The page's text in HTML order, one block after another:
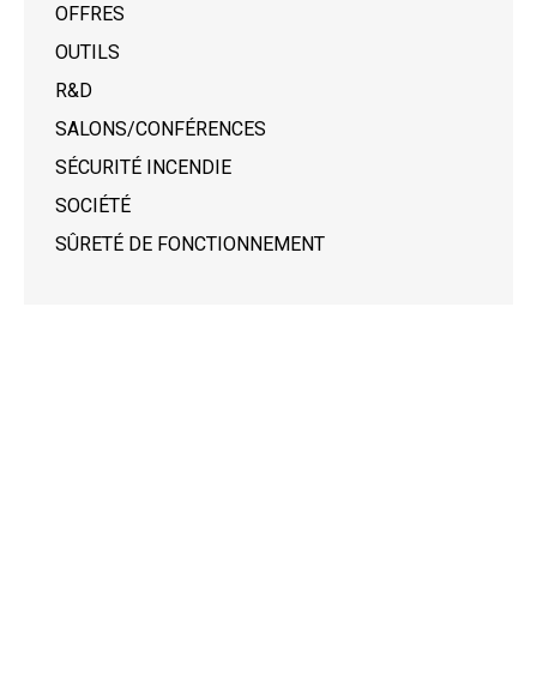
OFFRES
OUTILS
R&D
SALONS/CONFÉRENCES
SÉCURITÉ INCENDIE
SOCIÉTÉ
SÛRETÉ DE FONCTIONNEMENT